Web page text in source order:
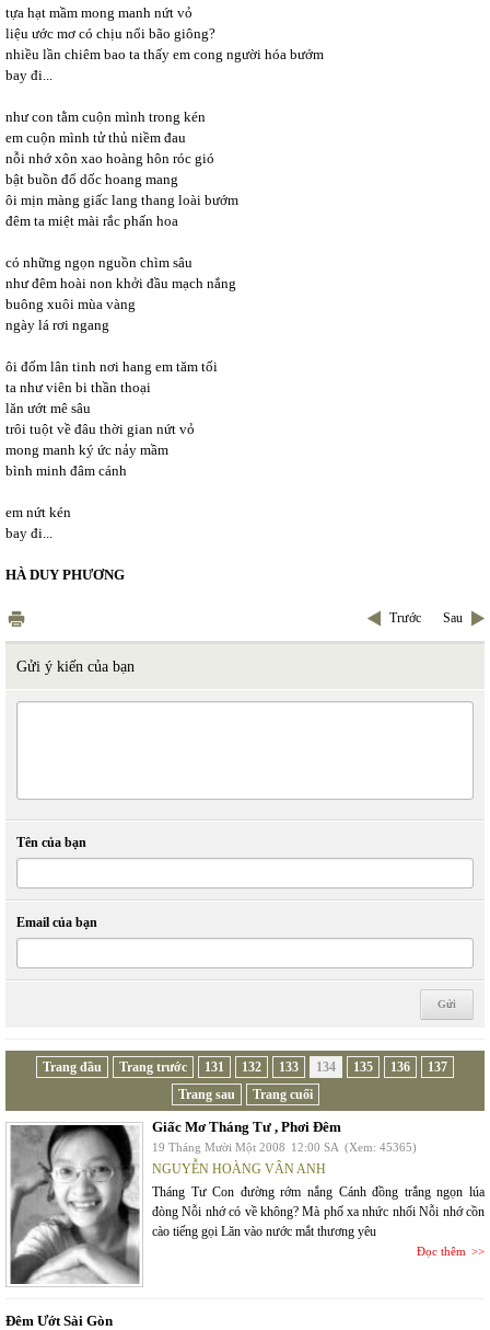
tựa hạt mầm mong manh nứt vỏ
liệu ước mơ có chịu nổi bão giông?
nhiều lần chiêm bao ta thấy em cong người hóa bướm
bay đi...
như con tằm cuộn mình trong kén
em cuộn mình tử thủ niềm đau
nỗi nhớ xôn xao hoàng hôn róc gió
bật buồn đổ dốc hoang mang
ôi mịn màng giấc lang thang loài bướm
đêm ta miệt mài rắc phấn hoa
có những ngọn nguồn chìm sâu
như đêm hoài non khởi đầu mạch nắng
buông xuôi mùa vàng
ngày lá rơi ngang
ôi đốm lân tinh nơi hang em tăm tối
ta như viên bi thần thoại
lăn ướt mê sâu
trôi tuột về đâu thời gian nứt vỏ
mong manh ký ức nảy mầm
bình minh đâm cánh
em nứt kén
bay đi...
HÀ DUY PHƯƠNG
Trước Sau
Gửi ý kiến của bạn
Tên của bạn
Email của bạn
Trang đầu Trang trước 131 132 133 134 135 136
137
Trang sau
Trang cuối
Giấc Mơ Tháng Tư , Phơi Đêm
19 Tháng Mười Một 2008 12:00 SA (Xem: 45365)
NGUYỄN HOÀNG VÂN ANH
Tháng Tư Con đường rớm nắng Cánh đồng trắng ngọn lúa
đòng Nỗi nhớ có về không? Mà phố xa nhức nhối Nỗi nhớ cồn
cào tiếng gọi Lăn vào nước mắt thương yêu
Đọc thêm
Đêm Ướt Sài Gòn